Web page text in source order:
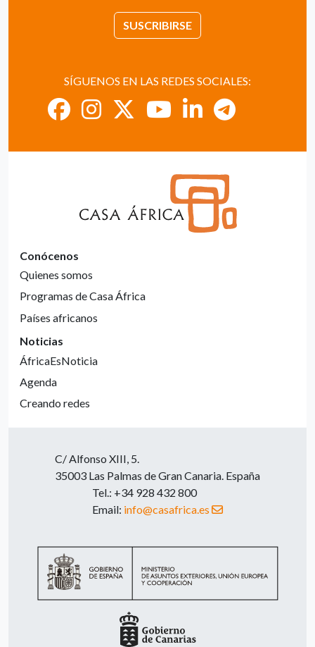
SUSCRIBIRSE
SÍGUENOS EN LAS REDES SOCIALES:
Conócenos
Quienes somos
Programas de Casa África
Países africanos
Noticias
ÁfricaEsNoticia
Agenda
Creando redes
C/ Alfonso XIII, 5.
35003 Las Palmas de Gran Canaria. España
Tel.: +34 928 432 800
Email: info@casafrica.es